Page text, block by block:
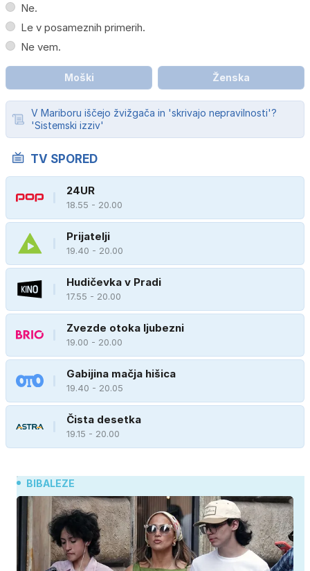
Ne.
Le v posameznih primerih.
Ne vem.
Moški Ženska
V Mariboru iščejo žvižgača in 'skrivajo nepravilnosti'?
'Sistemski izziv'
TV SPORED
24UR
18.55 - 20.00
Prijatelji
19.40 - 20.00
Hudičevka v Pradi
17.55 - 20.00
Zvezde otoka ljubezni
19.00 - 20.00
Gabijina mačja hišica
19.40 - 20.05
Čista desetka
19.15 - 20.00
BIBALEZE